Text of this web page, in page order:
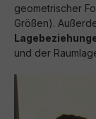
geometrischer
Größen).
und der